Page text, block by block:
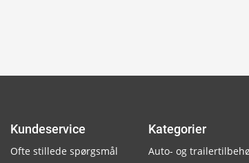
Kundeservice
Ofte stillede spørgsmål
Kategorier
Auto- og